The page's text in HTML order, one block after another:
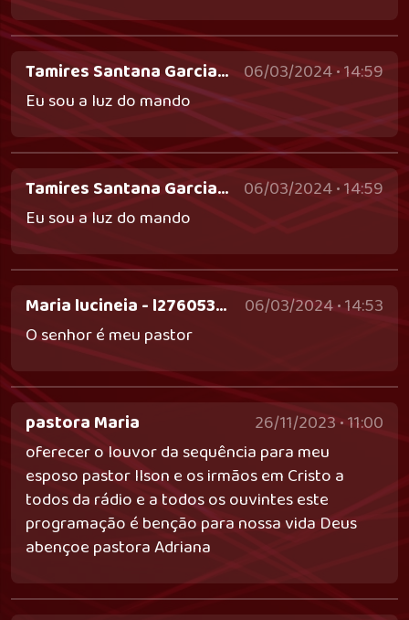
Tamires Santana Garcia Dos Santos - tamiresgarcia792@gmail.com 06/03/2024 • 14:59
Eu sou a luz do mando
Tamires Santana Garcia Dos Santos - tamiresgarcia792@gmail.com 06/03/2024 • 14:59
Eu sou a luz do mando
Maria lucineia - l2760539@gmail.com
06/03/2024 • 14:53
O senhor é meu pastor
pastora Maria
26/11/2023 • 11:00
oferecer o louvor da sequência para meu
esposo pastor llson e os irmãos em Cristo a
todos da rádio e a todos os ouvintes este
programação é benção para nossa vida Deus
abençoe pastora Adriana